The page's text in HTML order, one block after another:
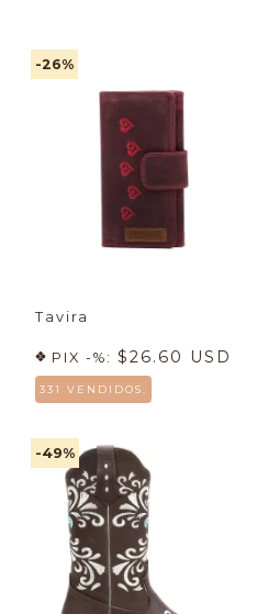
-26%
Tavira
PIX -%: $26.60 USD
331 VENDIDOS.
-49%